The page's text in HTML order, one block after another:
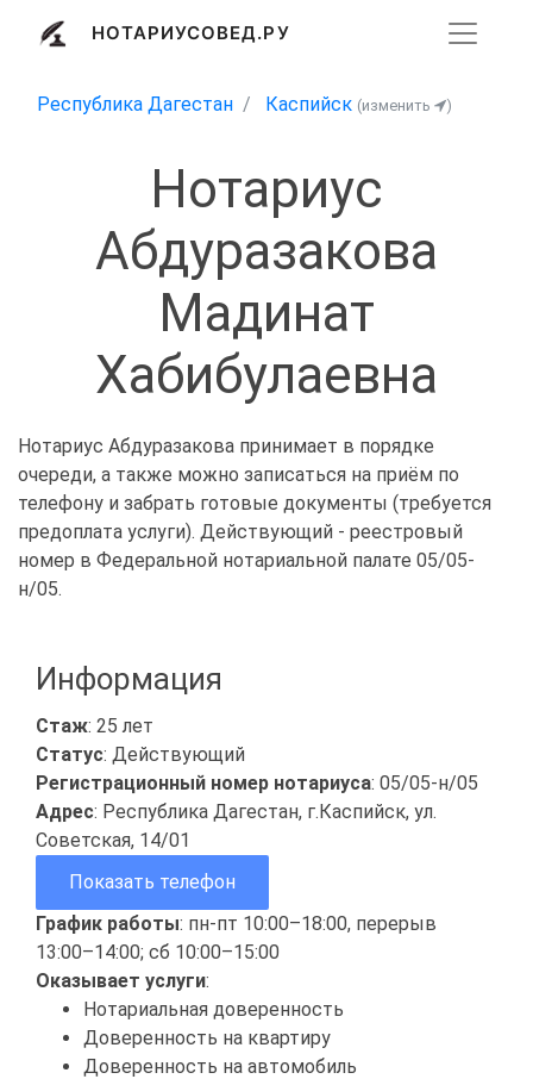
НОТАРИУСОВЕД.РУ
Республика Дагестан Каспийск (изменить )
Нотариус
Абдуразакова
Мадинат
Хабибулаевна
Нотариус Абдуразакова принимает в порядке
очереди, а также можно записаться на приём по
телефону и забрать готовые документы (требуется
предоплата услуги). Действующий - реестровый
номер в Федеральной нотариальной палате 05/05-
н/05.
Информация
Стаж: 25 лет
Статус: Действующий
Регистрационный номер нотариуса: 05/05-н/05
Адрес: Республика Дагестан, г.Каспийск, ул.
Советская, 14/01
Показать телефон
График работы: пн-пт 10:00–18:00, перерыв
13:00–14:00; сб 10:00–15:00
Оказывает услуги:
Нотариальная доверенность
Доверенность на квартиру
Доверенность на автомобиль